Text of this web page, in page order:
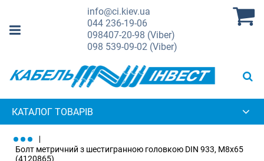
info@ci.kiev.ua
044236-19-06
098407-20-98 (Viber)
098 539-09-02 (Viber)
КАТАЛОГ ТОВАРІВ
Болт метричний з шестигранною головкою DIN 933, М8х65
(4120865)